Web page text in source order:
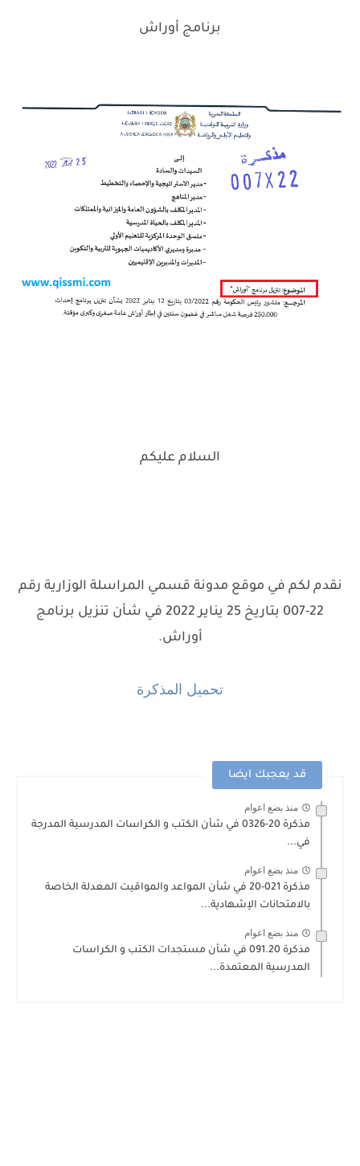
برنامج أوراش
السلام عليكم
نقدم لكم في موقع مدونة قسمي المراسلة الوزارية رقم
22-007 بتاريخ 25 يناير 2022 في شأن تنزيل برنامج
أوراش.
تحميل المذكرة
قد يعجبك ايضا
منذ بضع اعوام
مذكرة 20-0326 في شأن الكتب و الكراسات المدرسية المدرجة
في...
منذ بضع اعوام
مذكرة 021-20 في شأن المواعد والمواقيت المعدلة الخاصة
بالامتحانات الإشهادية...
منذ بضع اعوام
مذكرة 091.20 في شأن مستجدات الكتب و الكراسات
المدرسية المعتمدة...